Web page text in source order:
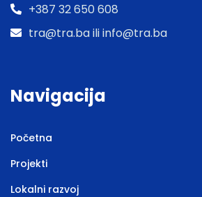
+387 32 650 608
tra@tra.ba ili info@tra.ba
Navigacija
Početna
Projekti
Lokalni razvoj